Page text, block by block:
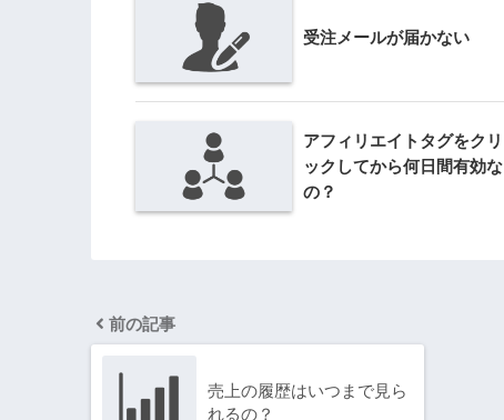
受注メールが届かない
アフィリエイトタグをクリ
ックしてから何日間有効な
の？
前の記事
売上の履歴はいつまで見ら
れるの？